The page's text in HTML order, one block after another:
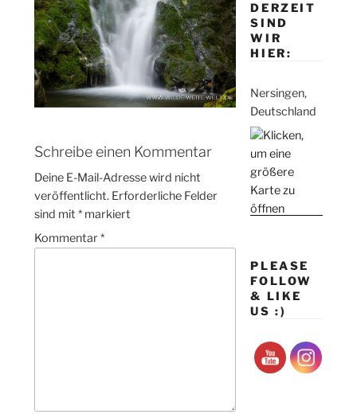
Schreibe einen Kommentar
Deine E-Mail-Adresse wird nicht
veröffentlicht. Erforderliche Felder
sind mit* markiert
Kommentar*
DERZEIT
SIND
WIR
HIER:
Nersingen,
Deutschland
PLEASE
FOLLOW
& LIKE
US :)